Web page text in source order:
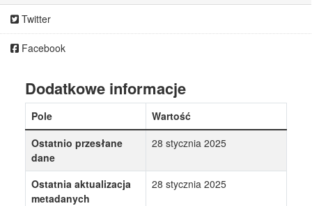
Twitter
Facebook
Dodatkowe informacje
Pole
Wartość
Ostatnio przesłane
dane
28 stycznia 2025
Ostatnia aktualizacja
metadanych
28 stycznia 2025